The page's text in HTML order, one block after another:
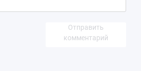
Отправить
комментарий